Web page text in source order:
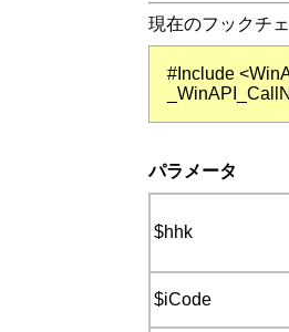
現在のフックチ
#Include
パラメータ
$hhk
$iCode